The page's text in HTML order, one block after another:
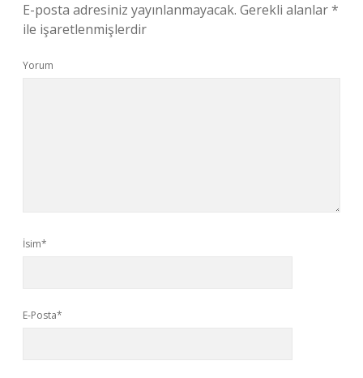
E-posta adresiniz yayınlanmayacak. Gerekli alanlar*
ile işaretlenmişlerdir
Yorum
İsim*
E-Posta*